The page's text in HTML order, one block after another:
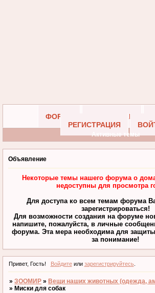
ФОРУМ УЧАСТНИКИ
РЕГИСТРАЦИЯ
Активные темы
Объявление
Некоторые темы нашего форума о
недоступны для просмотра
Для доступа ко всем темам форума
зарегистрироваться!
Для возможности создания на форуме
напишите, пожалуйста, в личные
форума. Эта мера необходима для
за понимание!
Привет, Гость! Войдитеили зарегистрируйтесь.
»ЗООМИР » Вещи наших животных (одежда,
» Миски для собак